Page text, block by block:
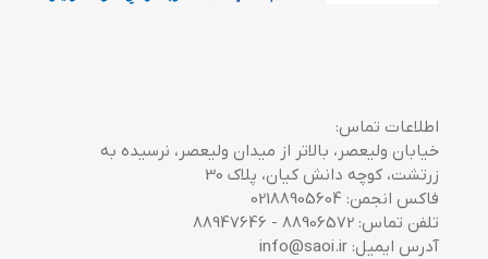
اطلاعات تماس:
خیابان ولیعصر، بالاتر از میدان ولیعصر، نرسیده به
زرتشت، کوچه دانش کیان، پلاک 30
فاکس انجمن: 02188905604
تلفن تماس: 88906572 - 88947646
آدرس ایمیل: info@saoi.ir